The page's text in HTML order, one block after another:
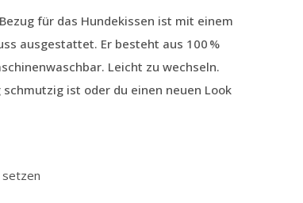
für das Hundekissen ist mit einem
ausgestattet. Er besteht aus 100 %
Leicht zu wechseln.
schmutzig ist oder du einen neuen Look
setzen